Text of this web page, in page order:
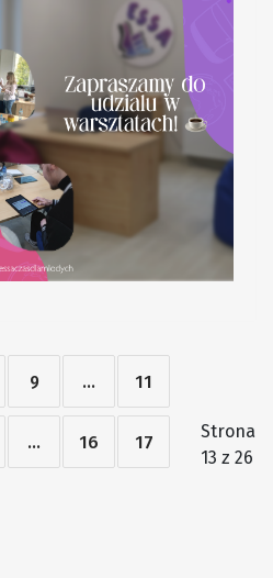
9 ... 11
... 16 17
Strona
13 z 26